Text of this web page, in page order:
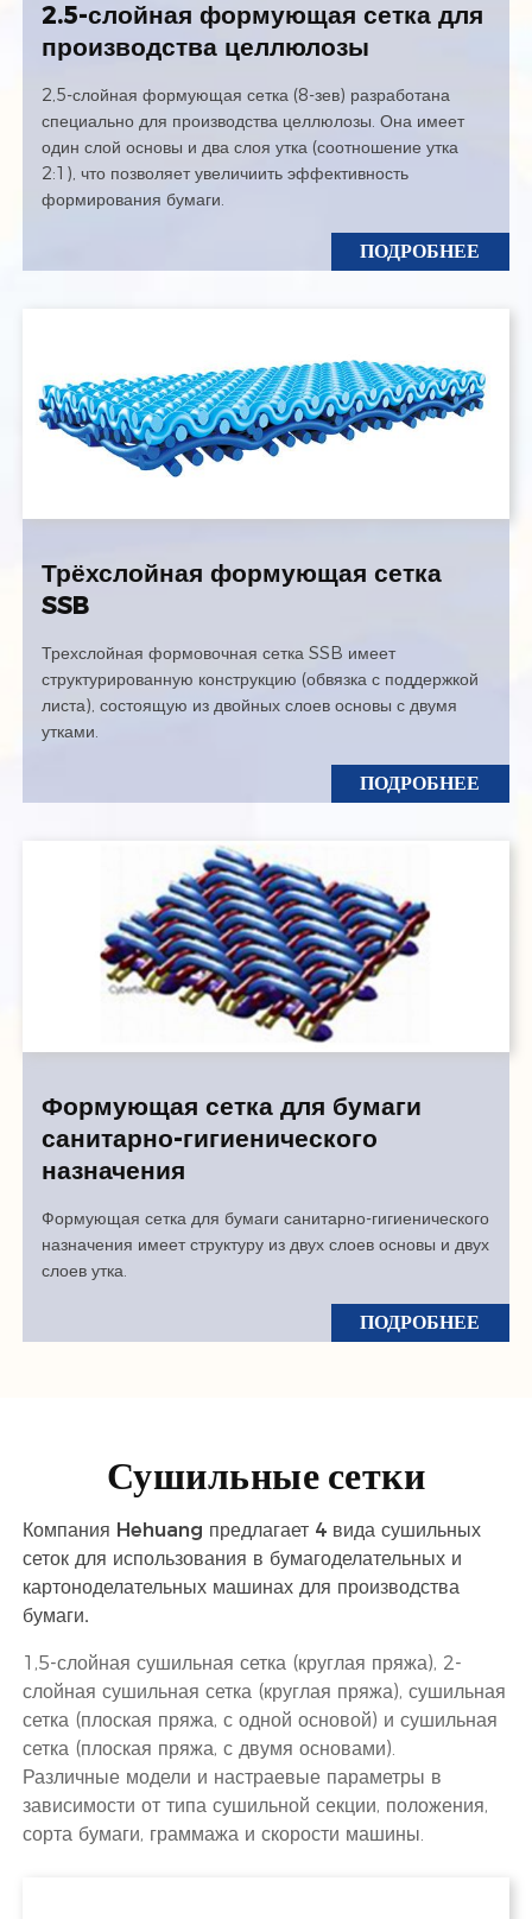
2.5-слойная формующая сетка для
производства целлюлозы
2,5-слойная формующая сетка (8-зев) разработана
специально для производства целлюлозы. Она имеет
один слой основы и два слоя утка (соотношение утка
2:1), что позволяет увеличиить эффективность
формирования бумаги.
ПОДРОБНЕЕ
Трёхслойная формующая сетка
SSB
Трехслойная формовочная сетка SSB имеет
структурированную конструкцию (обвязка с поддержкой
листа), состоящую из двойных слоев основы с двумя
утками.
ПОДРОБНЕЕ
Формующая сетка для бумаги
санитарно-гигиенического
назначения
Формующая сетка для бумаги санитарно-гигиенического
назначения имеет структуру из двух слоев основы и двух
слоев утка.
ПОДРОБНЕЕ
Сушильные сетки
Компания Hehuang предлагает 4 вида сушильных
сеток для использования в бумагоделательных и
картоноделательных машинах для производства
бумаги.
1,5-слойная сушильная сетка (круглая пряжа), 2-
слойная сушильная сетка (круглая пряжа), сушильная
сетка (плоская пряжа, с одной основой) и сушильная
сетка (плоская пряжа, с двумя основами).
Различные модели и настраевые параметры в
зависимости от типа сушильной секции, положения,
сорта бумаги, граммажа и скорости машины.